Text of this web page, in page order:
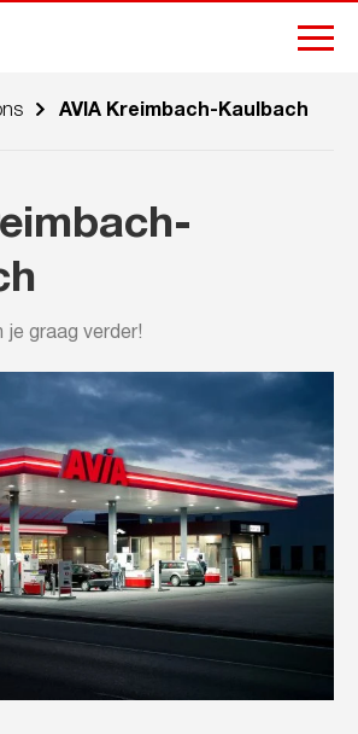
AVIA Kreimbach-Kaulbach
je graag verder!